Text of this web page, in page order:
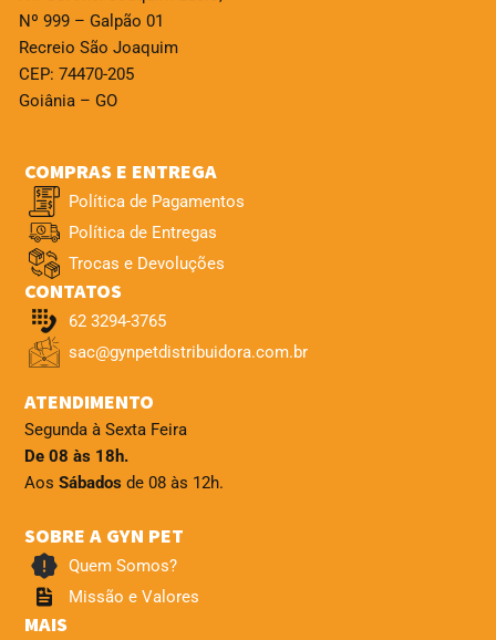
Nº 999 – Galpão 01
Recreio São Joaquim
CEP: 74470-205
Goiânia – GO
COMPRAS E ENTREGA
Política de Pagamentos
Política de Entregas
Trocas e Devoluções
CONTATOS
62 3294-3765
sac@gynpetdistribuidora.com.br
ATENDIMENTO
Segunda à Sexta Feira
De 08 às 18h.
Aos Sábados de 08 às 12h.
SOBRE A GYN PET
Quem Somos?
Missão e Valores
MAIS